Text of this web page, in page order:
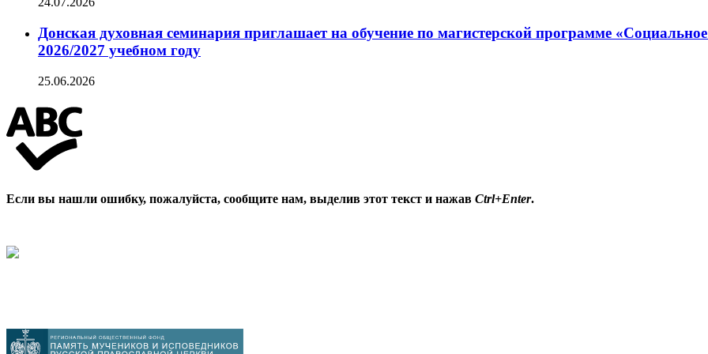
Донская духовная семинария приглашает на обучение по магистерской программе
2026/2027 учебном году
25.06.2026
Если вы нашли ошибку, пожалуйста, сообщите нам, выделив этот текст и нажав Ctrl+Enter.